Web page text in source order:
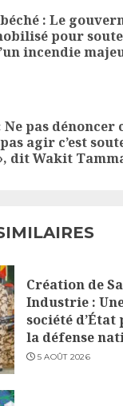
: Le
pour
incendie
Ne pas dénoncer
agir c’est
dit Wakit
Création de
Industrie :
société
la défense
5 AOÛT 2026